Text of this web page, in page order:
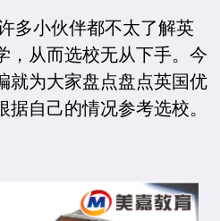
多小伙伴都不太了解英
，从而选校无从下手。今
就为大家盘点盘点英国优
自己的情况参考选校。